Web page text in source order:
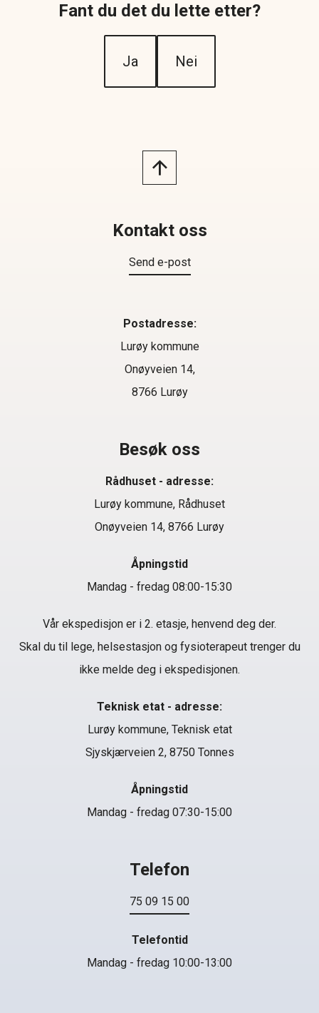
Fant du det du lette etter?
Ja Nei
Kontakt oss
Send e-post
Postadresse:
Lurøy kommune
Onøyveien 14,
8766 Lurøy
Besøk oss
Rådhuset - adresse:
Lurøy kommune, Rådhuset
Onøyveien 14, 8766 Lurøy
Åpningstid
Mandag - fredag 08:00-15:30
Vår ekspedisjon er i 2. etasje, henvend deg der.
Skal du til lege, helsestasjon og fysioterapeut trenger du
ikke melde deg i ekspedisjonen.
Teknisk etat - adresse:
Lurøy kommune, Teknisk etat
Sjyskjærveien 2, 8750 Tonnes
Åpningstid
Mandag - fredag 07:30-15:00
Telefon
75 09 15 00
Telefontid
Mandag - fredag 10:00-13:00